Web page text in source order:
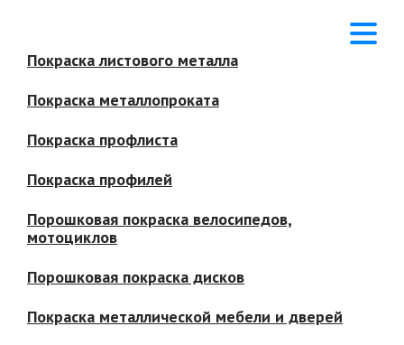
Покраска листового металла
Покраска металлопроката
Покраска профлиста
Покраска профилей
Порошковая покраска велосипедов,
мотоциклов
Порошковая покраска дисков
Покраска металлической мебели и дверей